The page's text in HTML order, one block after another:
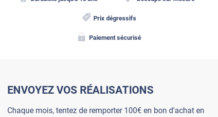
Prix dégressifs
Paiement sécurisé
ENVOYEZ VOS RÉALISATIONS
Chaque mois, tentez de remporter 100€ en bon d'achat en